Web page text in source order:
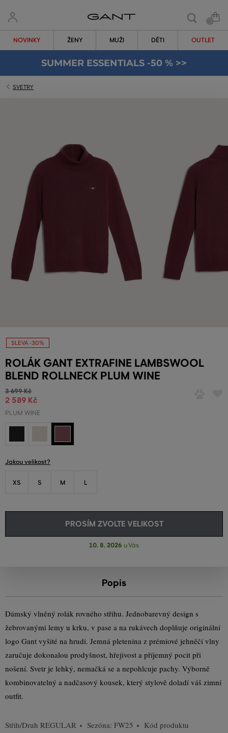
NOVINKY ŽENY MUŽI DĚTI OUTLET
SUMMER ESSENTIALS -50 % >>
SVETRY
SLEVA -30%
ROLÁK GANT EXTRAFINE LAMBSWOOL
BLEND ROLLNECK PLUM WINE
3 699 Kč
2 589 Kč
PLUM WINE
Jakou velikost?
XS S M L
PROSÍM ZVOLTE VELIKOST
10. 8. 2026 u Vás
Popis
Dámský vlněný rolák rovného střihu. Jednobarevný design s
žebrovanými lemy u krku, v pase a na rukávech doplňuje originální
logo Gant vyšité na hrudi. Jemná pletenina z prémiové jehněčí vlny
zaručuje dokonalou prodyšnost, hřejivost a příjemný pocit při
nošení. Svetr je lehký, nemačká se a nepohlcuje pachy. Výborně
kombinovatelný a nadčasový kousek, který stylově doladí váš zimní
outfit.
Střih/Druh REGULAR Sezóna: FW25
Kód produktu